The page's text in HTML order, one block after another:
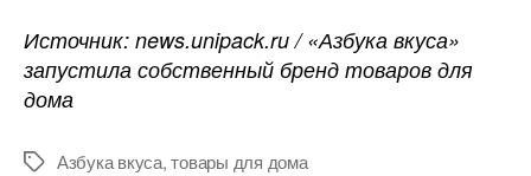
Источник: news.unipack.ru / «Азбука вкуса»
запустила собственный бренд товаров для
дома
МеткиАзбука вкуса,товары для дома